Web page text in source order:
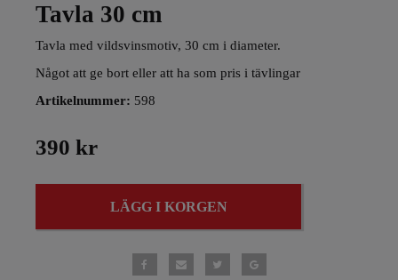
Tavla 30 cm
Tavla med vildsvinsmotiv, 30 cm i diameter.
Något att ge bort eller att ha som pris i tävlingar
Artikelnummer: 598
390 kr
LÄGG I KORGEN